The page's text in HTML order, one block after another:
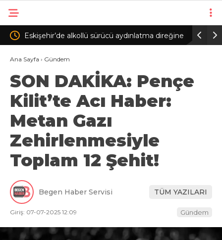
direğine Ertuğrul Doğan: Salah gibi bir oyuncuyu
ikna edip Trabzon’a getiremezsiniz
Ana Sayfa › Gündem
SON DAKİKA: Pençe
Kilit’te Acı Haber:
Metan Gazı
Zehirlenmesiyle
Toplam 12 Şehit!
Begen Haber Servisi TÜM YAZILARI
Giriş: 07-07-2025 12:09 Gündem